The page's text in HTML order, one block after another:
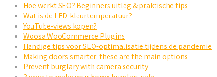
Hoe werkt SEO? Beginners uitleg & praktische tips
Wat is de LED-kleurtemperatuur?
YouTube-views kopen?
Woosa WooCommerce Plugins
Handige tips voor SEO-optimalisatie tijdens de pandemie
Making doors smarter: these are the main options
Prevent burglary with camera security